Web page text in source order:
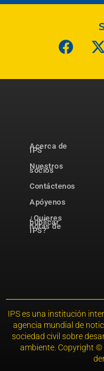
Acerca de
IPS
Nuestros
socios
Contáctenos
Apóyenos
¿Quieres
publicar
notas de
IPS?
IPS es una institución
agencia mundial de
sociedad civil sobre
ambiente. Copyright ©